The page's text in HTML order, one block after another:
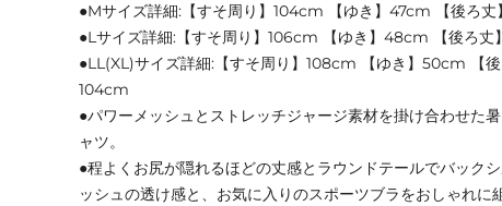
●Mサイズ詳細:【すそ周り】104cm 【ゆき】47cm 【後ろ
●Lサイズ詳細:【すそ周り】106cm 【ゆき】48cm 【後ろ
●LL(XL)サイズ詳細:【すそ周り】108cm 【ゆき】50cm 【後
104cm
●パワーメッシュとストレッチジャージ素材を掛け合わせた
ャツ。
●程よくお尻が隠れるほどの丈感とラウンドテールでバック
ッシュの透け感と、お気に入りのスポーツブラをおしゃれに